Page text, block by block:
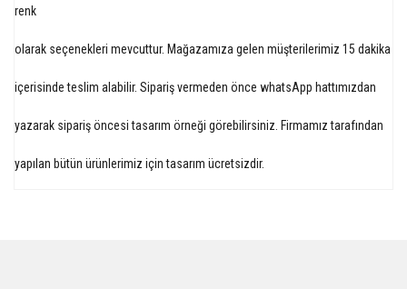
renk
olarak seçenekleri mevcuttur. Mağazamıza gelen müşterilerimiz 15 dakika
içerisinde teslim alabilir. Sipariş vermeden önce whatsApp hattımızdan
yazarak sipariş öncesi tasarım örneği görebilirsiniz. Firmamız tarafından
yapılan bütün ürünlerimiz için tasarım ücretsizdir.